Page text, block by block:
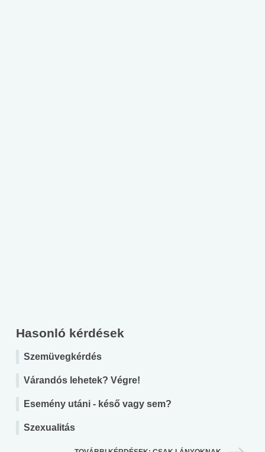
Hasonló kérdések
Szemüvegkérdés
Várandós lehetek? Végre!
Esemény utáni - késő vagy sem?
Szexualitás